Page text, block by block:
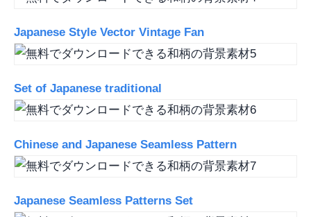
Japanese Style Vector Vintage Fan
Set of Japanese traditional
Chinese and Japanese Seamless Pattern
Japanese Seamless Patterns Set